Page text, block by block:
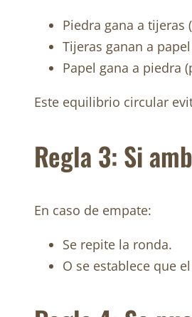
Piedra gana a tijeras
Tijeras ganan a
Papel gana a piedra
Este equilibrio circular
Regla 3: Si
En caso de empate:
Se repite la ronda.
O se establece que